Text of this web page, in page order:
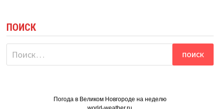
ПОИСК
Найти:
Погода в Великом Новгороде на неделю